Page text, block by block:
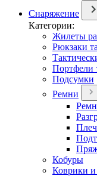
Снаряжение
Категории:
Жилеты
Рюкзаки
Портфели
Подсумки
Ремни
Кобуры
Коврики